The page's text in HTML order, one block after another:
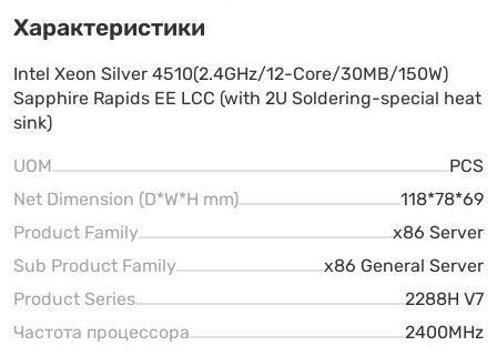
Характеристики
Intel Xeon Silver 4510(2.4GHz/12-Core/30MB/150W)
Sapphire Rapids EE LCC (with 2U Soldering-special heat
sink)
UOM
PCS
Net Dimension (D*W*H mm)
118*78*69
Product Family
x86 Server
Sub Product Family
x86 General Server
Product Series
2288H V7
Частота процессора
2400MHz